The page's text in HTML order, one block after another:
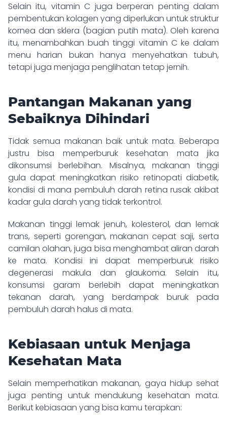
Selain itu, vitamin C juga berperan penting dalam
pembentukan kolagen yang diperlukan untuk struktur
kornea dan sklera (bagian putih mata). Oleh karena
itu, menambahkan buah tinggi vitamin C ke dalam
menu harian bukan hanya menyehatkan tubuh,
tetapi juga menjaga penglihatan tetap jernih.
Pantangan Makanan yang
Sebaiknya Dihindari
Tidak semua makanan baik untuk mata. Beberapa
justru bisa memperburuk kesehatan mata jika
dikonsumsi berlebihan. Misalnya, makanan tinggi
gula dapat meningkatkan risiko retinopati diabetik,
kondisi di mana pembuluh darah retina rusak akibat
kadar gula darah yang tidak terkontrol.
Makanan tinggi lemak jenuh, kolesterol, dan lemak
trans, seperti gorengan, makanan cepat saji, serta
camilan olahan, juga bisa menghambat aliran darah
ke mata. Kondisi ini dapat memperburuk risiko
degenerasi makula dan glaukoma. Selain itu,
konsumsi garam berlebih dapat meningkatkan
tekanan darah, yang berdampak buruk pada
pembuluh darah halus di mata.
Kebiasaan untuk Menjaga
Kesehatan Mata
Selain memperhatikan makanan, gaya hidup sehat
juga penting untuk mendukung kesehatan mata.
Berikut kebiasaan yang bisa kamu terapkan: